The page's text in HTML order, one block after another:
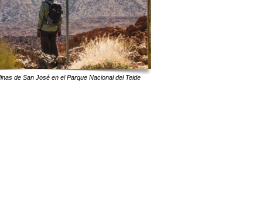
de San José en el Parque Nacional del Teide